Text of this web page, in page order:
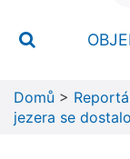
Domů >
jezera se